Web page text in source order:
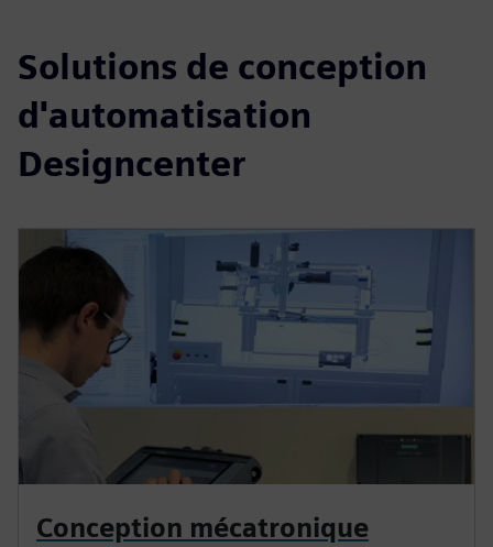
Solutions de conception
d'automatisation
Designcenter
Conception mécatronique